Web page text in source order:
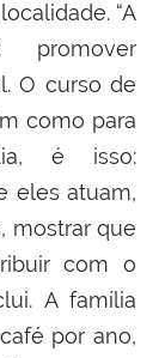
“A
O curso de
como para
é isso:
eles atuam,
mostrar que
com o
A família
por ano,